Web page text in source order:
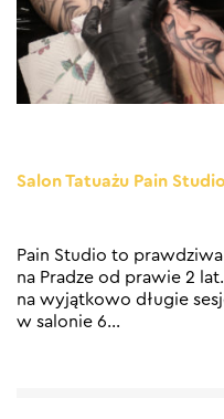
Salon Tatuażu Pain Studio
Pain Studio to
na Pradze od prawie 2
na wyjątkowo długie
w salonie 6…